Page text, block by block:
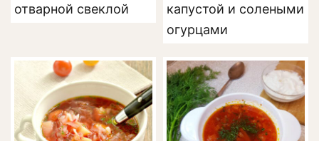
отварной свеклой
капустой и солеными
огурцами